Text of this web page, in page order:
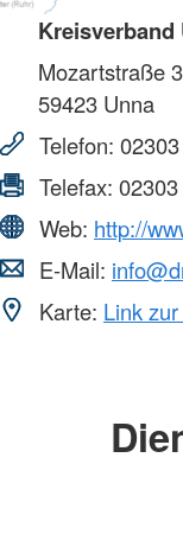
Kreisverband
Mozartstraße
59423 Unna
Telefon:
Telefax:
Web: http://
E-Mail:
Karte: Link